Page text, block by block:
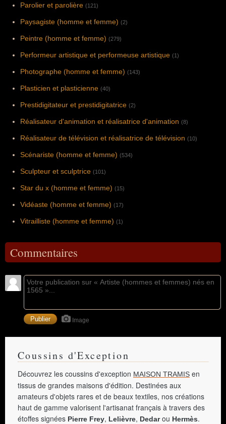
Parolier et parolière (121)
Paysagiste (homme et femme) (2)
Peintre (homme et femme) (279)
Performeur artistique et performeuse artistique (1)
Photographe (homme et femme) (143)
Plasticien et plasticienne (40)
Prestidigitateur et prestidigitatrice (2)
Réalisateur d'animation et réalisatrice d'animation (8)
Réalisateur de télévision et réalisatrice de télévision (10)
Scénariste (homme et femme) (534)
Sculpteur et sculptrice (101)
Star du x (homme et femme) (15)
Vidéaste (homme et femme) (17)
Vitrailliste (homme et femme) (1)
Commentaires
Image
Coussins d'Exception
Découvrez les coussins d'exception MAISON TRAMIS en
tissus de grandes maisons d'édition. Destinées aux
amateurs d'objets rares et de beaux textiles, nos créations
haut de gamme valorisent l'artisanat français à travers des
étoffes signées Pierre Frey, Lelièvre, Dedarou Hermès.